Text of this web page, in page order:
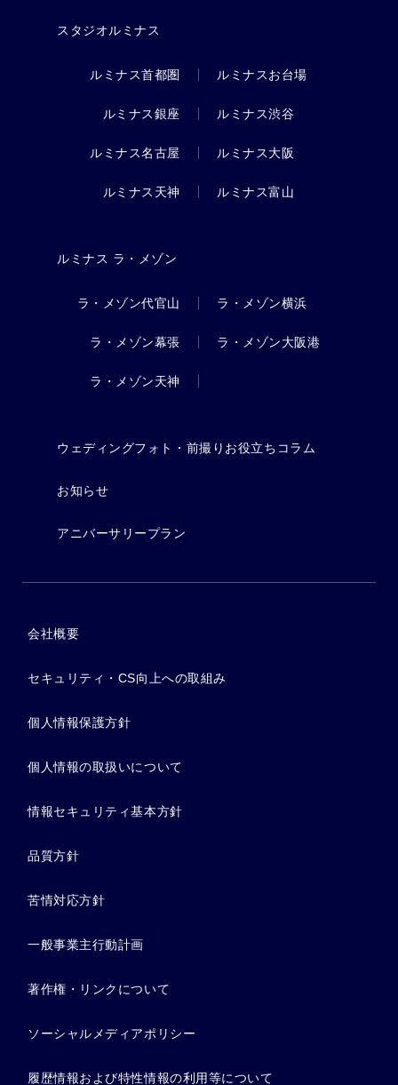
スタジオルミナス
ルミナス首都圏 ルミナスお台場
ルミナス銀座 ルミナス渋谷
ルミナス名古屋 ルミナス大阪
ルミナス天神 ルミナス富山
ルミナス ラ・メゾン
ラ・メゾン代官山 ラ・メゾン横浜
ラ・メゾン幕張 ラ・メゾン大阪港
ラ・メゾン天神
ウェディングフォト・前撮りお役立ちコラム
お知らせ
アニバーサリープラン
会社概要
セキュリティ・CS向上への取組み
個人情報保護方針
個人情報の取扱いについて
情報セキュリティ基本方針
品質方針
苦情対応方針
一般事業主行動計画
著作権・リンクについて
ソーシャルメディアポリシー
履歴情報および特性情報の利用等について